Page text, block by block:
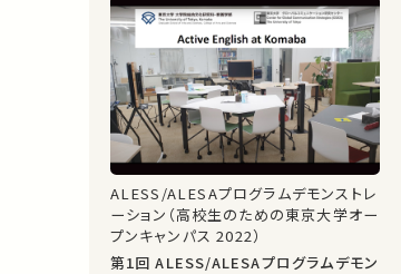
ALESS/ALESAプログラムデモンストレ
ーション（高校生のための東京大学オー
プンキャンパス 2022）
第1回 ALESS/ALESAプログラムデモン